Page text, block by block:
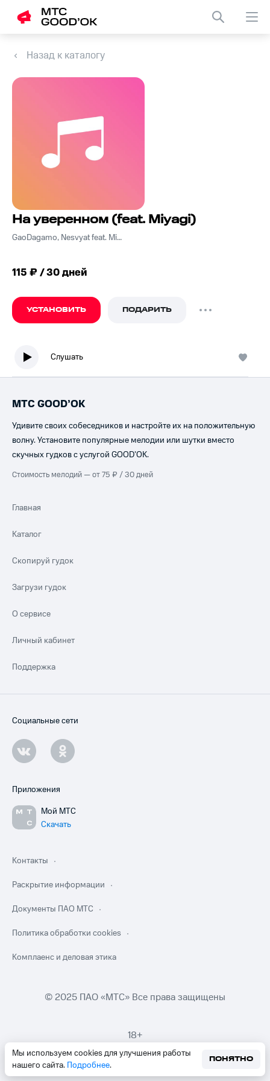
Назад к каталогу
На уверенном (feat. Miyagi)
GaoDagamo, Nesvyat feat. Miyagi
115 ₽ / 30 дней
УСТАНОВИТЬ ПОДАРИТЬ
Слушать
Мы используем cookies для улучшения работы
нашего сайта. Подробнее.
ПОНЯТНО
МТС GOOD’OK
Удивите своих собеседников и настройте их на положительную
волну. Установите популярные мелодии или шутки вместо
скучных гудков с услугой GOOD’OK.
Стоимость мелодий — от 75 ₽ / 30 дней
Главная
Каталог
Скопируй гудок
Загрузи гудок
О сервисе
Личный кабинет
Поддержка
Социальные сети
Приложения
Мой МТС
Скачать
Контакты
Раскрытие информации
Документы ПАО МТС
Политика обработки cookies
Комплаенс и деловая этика
© 2025 ПАО «МТС» Все права защищены
18+